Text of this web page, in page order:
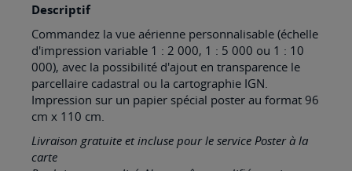
to
the
beginning
of
the
gallery
Descriptif
Commandez la vue aérienne personnalisable (échelle
d'impression variable 1 : 2 000, 1 : 5 000 ou 1 : 10
000), avec la possibilité d'ajout en transparence le
parcellaire cadastral ou la cartographie IGN.
Impression sur un papier spécial poster au format 96
cm x 110 cm.
Livraison gratuite et incluse pour le service Poster à la
carte